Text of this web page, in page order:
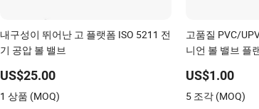
내구성이 뛰어난 고 플랫폼 ISO 5211 전
기 공압 볼 밸브
US$25.00
1 상품 (MOQ)
고품질 PVC/
니언 볼 밸브 플
US$1.00
5 조각 (MOQ)